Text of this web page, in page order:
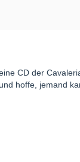
CD der
hoffe, jemand